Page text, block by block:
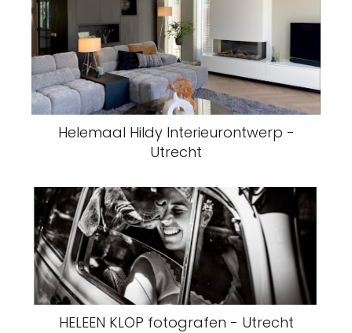
Helemaal Hildy Interieurontwerp -
Utrecht
HELEEN KLOP fotografen - Utrecht